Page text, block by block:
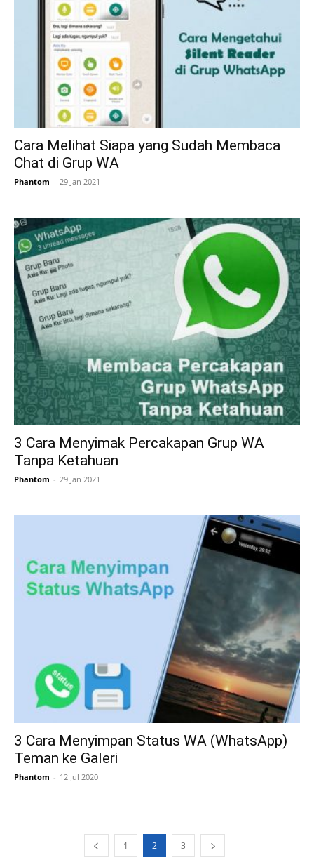
Cara Melihat Siapa yang Sudah Membaca
Chat di Grup WA
Phantom - 29 Jan 2021
3 Cara Menyimak Percakapan Grup WA
Tanpa Ketahuan
Phantom - 29 Jan 2021
3 Cara Menyimpan Status WA (WhatsApp)
Teman ke Galeri
Phantom - 12 Jul 2020
1 2 3